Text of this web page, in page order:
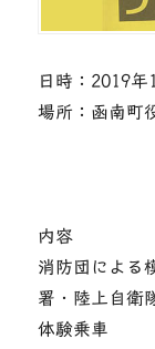
日時：2019
場所：函南町
内容
消防団による
署・陸上自衛
体験乗車